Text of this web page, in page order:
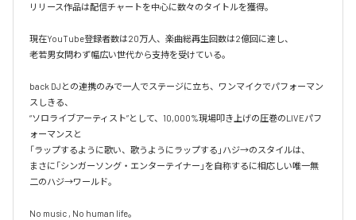
リリース作品は配信チャートを中心に数々のタイトルを獲得。
現在YouTube登録者数は20万人、楽曲総再生回数は2億回に達し、
老若男女問わず幅広い世代から支持を受けている。
back DJとの連携のみで一人でステージに立ち、ワンマイクでパフォーマン
スしきる、
“ソロライブアーティスト”として、10,000%現場叩き上げの圧巻のLIVEパフ
ォーマンスと
「ラップするように歌い、歌うようにラップする」ハジ→のスタイルは、
まさに「シンガーソング・エンターテイナー」を自称するに相応しい唯一無
二のハジ→ワールド。
No music , No human life。